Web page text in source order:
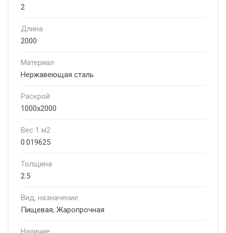
2
Длина
2000
Материал
Нержавеющая сталь
Раскрой
1000х2000
Вес 1 м2
0.019625
Толщина
2.5
Вид, назначение
Пищевая, Жаропрочная